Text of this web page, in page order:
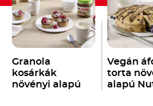
Granola
kosárkák
növényi alapú
Vegán
torta
alapú